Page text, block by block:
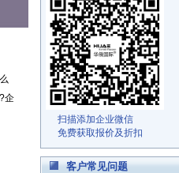
企
扫描添加企业微信
免费获取报价及折扣
客户常见问题